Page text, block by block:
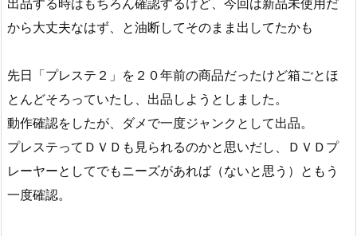
出品する時はもちろん確認するけど、今回は新品未使用だ
から大丈夫なはず、と油断してそのまま出してたかも
先日「プレステ２」を２０年前の商品だったけど箱ごとほ
とんどそろっていたし、出品しようとしました。
動作確認をしたが、ダメで一度ジャンクとして出品。
プレステってＤＶＤも見られるのかと思いだし、ＤＶＤプ
レーヤーとしてでもニーズがあれば（ないと思う）ともう
一度確認。